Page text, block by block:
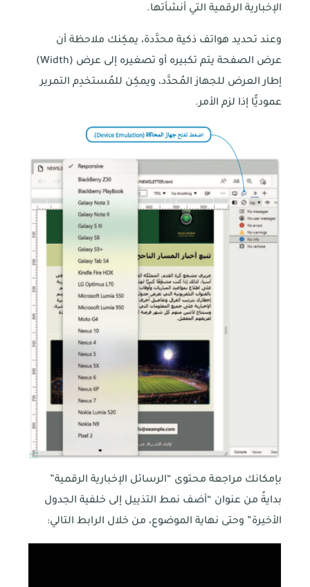
الإخبارية الرقمية التي أنشأتها.
وعند تحديد هواتف ذكية محدَّدة، يمكِنك ملاحظة أن
عرض الصفحة يتم تكبيره أو تصغيره إلى عرض (Width)
إطار العرض للجهاز المُحدَّد، ويمكِن للمُستخدِم التمرير
عموديًّا إذا لزم الأمر.
بإمكانك مراجعة محتوى “الرسائل الإخبارية الرقمية”
بدايةً من عنوان “أضف نمط التذييل إلى خلفية الجدول
الأخيرة” وحتى نهاية الموضوع، من خلال الرابط التالي: